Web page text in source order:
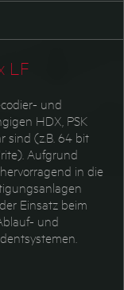
LF
und
HDX, PSK
sind (z.B. 64 bit
Aufgrund
in die
Einsatz beim
und